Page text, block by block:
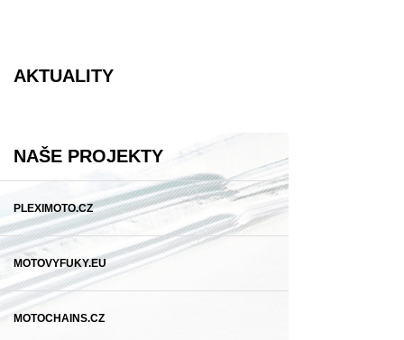
AKTUALITY
NAŠE PROJEKTY
PLEXIMOTO.CZ
MOTOVYFUKY.EU
MOTOCHAINS.CZ